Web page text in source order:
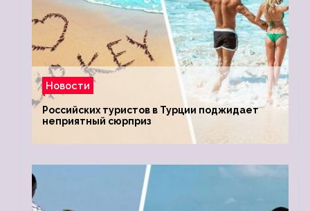
Новости
Российских туристов в Турции поджидает
неприятный сюрприз